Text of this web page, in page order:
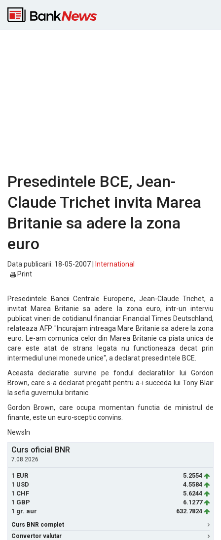
Presedintele BCE, Jean-
Claude Trichet invita Marea
Britanie sa adere la zona
euro
Data publicarii: 18-05-2007 |
International
Print
Presedintele Bancii Centrale Europene, Jean-Claude Trichet, a
invitat Marea Britanie sa adere la zona euro, intr-un interviu
publicat vineri de cotidianul financiar Financial Times Deutschland,
relateaza AFP. "Incurajam intreaga Mare Britanie sa adere la zona
euro. Le-am comunica celor din Marea Britanie ca piata unica de
care este atat de strans legata nu functioneaza decat prin
intermediul unei monede unice", a declarat presedintele BCE.
Aceasta declaratie survine pe fondul declaratiilor lui Gordon
Brown, care s-a declarat pregatit pentru a-i succeda lui Tony Blair
la sefia guvernului britanic.
Gordon Brown, care ocupa momentan functia de ministrul de
finante, este un euro-sceptic convins.
NewsIn
Curs oficial BNR
7.08.2026
1 EUR
5.2554
1 USD
4.5584
1 CHF
5.6244
1 GBP
6.1277
1 gr. aur
632.7824
Curs BNR complet
Convertor valutar